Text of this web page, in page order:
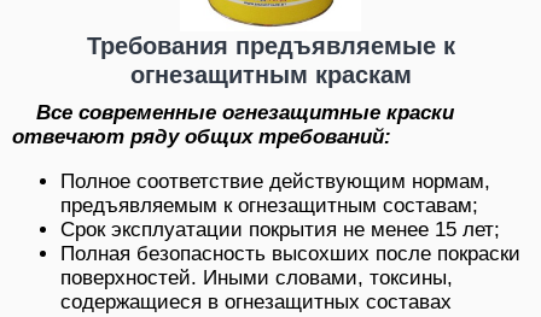
Требования предъявляемые к
огнезащитным краскам
Все современные огнезащитные краски
отвечают ряду общих требований:
Полное соответствие действующим нормам,
предъявляемым к огнезащитным составам;
Срок эксплуатации покрытия не менее 15 лет;
Полная безопасность высохших после покраски
поверхностей. Иными словами, токсины,
содержащиеся в огнезащитных составах